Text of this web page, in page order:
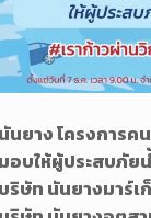
นันยาง โครงการค
มอบให้ผู้ประสบภัย
บริษัท นันยางมาร์เ